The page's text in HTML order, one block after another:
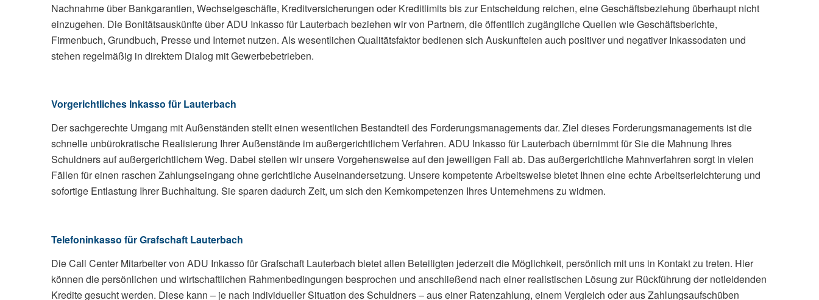
Nachnahme über Bankgarantien, Wechselgeschäfte, Kreditversicherungen oder Kreditlimits bis zur Entscheidung reichen, eine Geschäftsbeziehung überhaupt nicht
einzugehen. Die Bonitätsauskünfte über ADU Inkasso für Lauterbach beziehen wir von Partnern, die öffentlich zugängliche Quellen wie Geschäftsberichte,
Firmenbuch, Grundbuch, Presse und Internet nutzen. Als wesentlichen Qualitätsfaktor bedienen sich Auskunfteien auch positiver und negativer Inkassodaten und
stehen regelmäßig in direktem Dialog mit Gewerbebetrieben.
Vorgerichtliches Inkasso für Lauterbach
Der sachgerechte Umgang mit Außenständen stellt einen wesentlichen Bestandteil des Forderungsmanagements dar. Ziel dieses Forderungsmanagements ist die
schnelle unbürokratische Realisierung Ihrer Außenstände im außergerichtlichem Verfahren. ADU Inkasso für Lauterbach übernimmt für Sie die Mahnung Ihres
Schuldners auf außergerichtlichem Weg. Dabei stellen wir unsere Vorgehensweise auf den jeweiligen Fall ab. Das außergerichtliche Mahnverfahren sorgt in vielen
Fällen für einen raschen Zahlungseingang ohne gerichtliche Auseinandersetzung. Unsere kompetente Arbeitsweise bietet Ihnen eine echte Arbeitserleichterung und
sofortige Entlastung Ihrer Buchhaltung. Sie sparen dadurch Zeit, um sich den Kernkompetenzen Ihres Unternehmens zu widmen.
Telefoninkasso für Grafschaft Lauterbach
Die Call Center Mitarbeiter von ADU Inkasso für Grafschaft Lauterbach bietet allen Beteiligten jederzeit die Möglichkeit, persönlich mit uns in Kontakt zu treten. Hier
können die persönlichen und wirtschaftlichen Rahmenbedingungen besprochen und anschließend nach einer realistischen Lösung zur Rückführung der notleidenden
Kredite gesucht werden. Diese kann – je nach individueller Situation des Schuldners – aus einer Ratenzahlung, einem Vergleich oder aus Zahlungsaufschüben